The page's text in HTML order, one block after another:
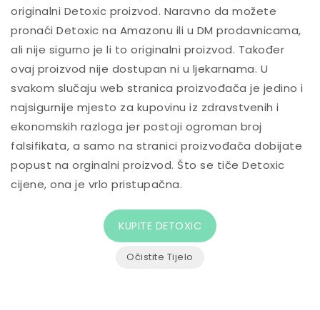
originalni Detoxic proizvod. Naravno da možete
pronaći Detoxic na Amazonu ili u DM prodavnicama,
ali nije sigurno je li to originalni proizvod. Također
ovaj proizvod nije dostupan ni u ljekarnama. U
svakom slučaju web stranica proizvođača je jedino i
najsigurnije mjesto za kupovinu iz zdravstvenih i
ekonomskih razloga jer postoji ogroman broj
falsifikata, a samo na stranici proizvođača dobijate
popust na orginalni proizvod. Što se tiče Detoxic
cijene, ona je vrlo pristupačna.
KUPITE DETOXIC
Očistite Tijelo